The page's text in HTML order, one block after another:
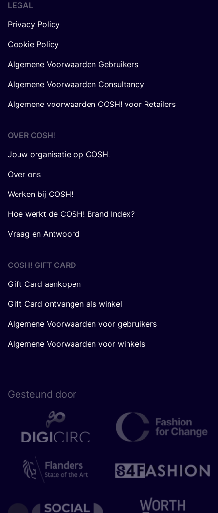
LEGAL
Privacy Policy
Cookie Policy
Algemene Voorwaarden Gebruikers
Algemene Voorwaarden Consultancy
Algemene voorwaarden COSH! voor Retailers
OVER COSH!
Jouw organisatie op COSH!
Over ons
Werken bij COSH!
Hoe werkt de COSH! Brand Index?
Vraag en Antwoord
COSH! GIFT CARD
Gift Card aankopen
Gift Card ontvangen als winkel
Algemene Voorwaarden voor gebruikers
Algemene Voorwaarden voor winkels
Gesteund door